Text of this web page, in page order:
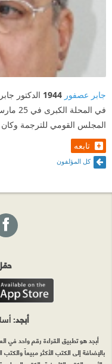
جابر عصفور 1944 الدكتور
المجلس القومي للترجمة وكان
تابعه
كل المؤلفون
أبجد:
أبجد هو تطبيق القراءة رقم واحد في
بالإضافة إلى الكتب الأكثر مبيعاً